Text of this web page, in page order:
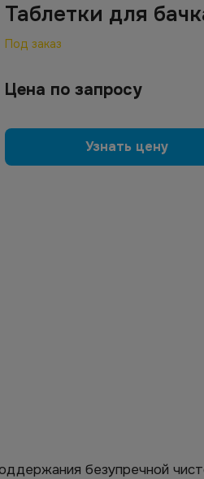
Таблетки для
Под заказ
Цена по запросу
Узнать цену
безупречной